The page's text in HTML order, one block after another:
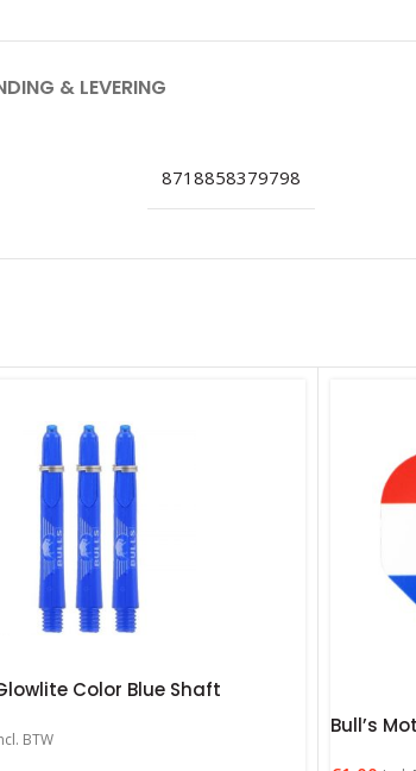
& LEVERING
8718858379798
Color Blue Shaft
BTW
Bull’s